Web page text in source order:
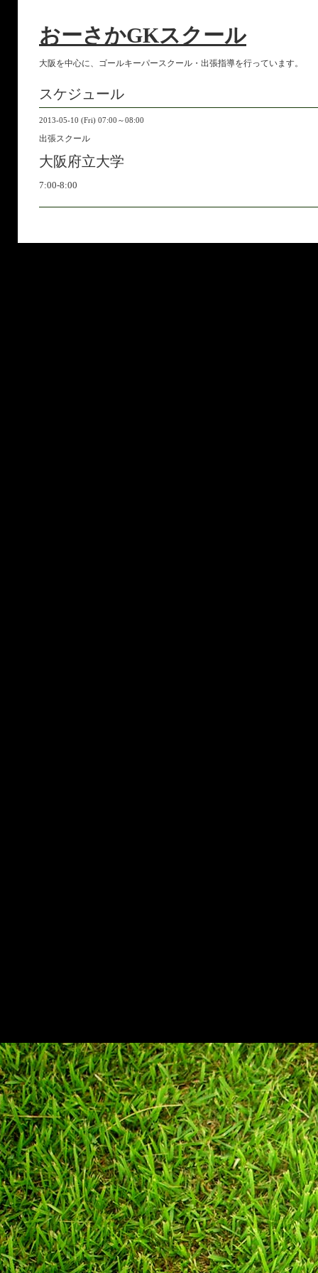
おーさかGKスクール
大阪を中心に、ゴールキーパースクール・出張指導を行っています。
スケジュール
2013-05-10 (Fri) 07:00～08:00
出張スクール
大阪府立大学
7:00-8:00